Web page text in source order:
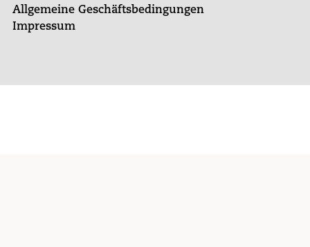
Allgemeine Geschäftsbedingungen
Impressum